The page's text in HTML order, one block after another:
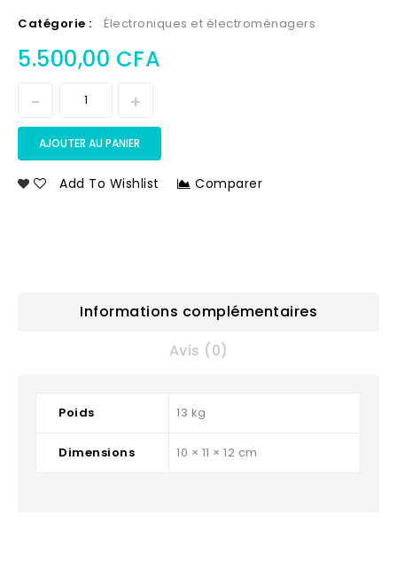
Catégorie : Électroniques et électroménagers
5.500,00 CFA
AJOUTER AU PANIER
Add To Wishlist Comparer
Informations complémentaires
Avis (0)
Poids 13 kg
Dimensions 10 × 11 × 12 cm